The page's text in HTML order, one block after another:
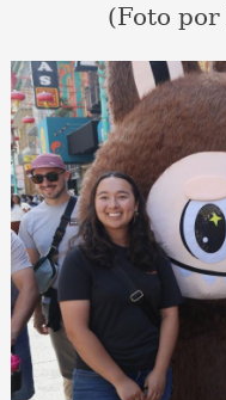
(Foto